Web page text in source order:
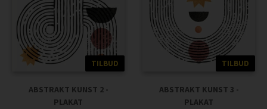
TILBUD
ABSTRAKT KUNST 2 -
PLAKAT
TILBUD
ABSTRAKT KUNST 3 -
PLAKAT